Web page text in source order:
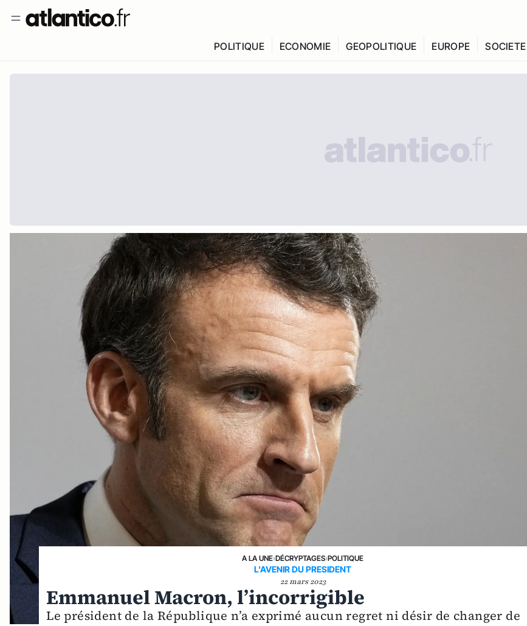
POLITIQUE ECONOMIE GEOPOLITIQUE EUROPE SOCIETE
A LA UNE›DÉCRYPTAGES›POLITIQUE
L'AVENIR DU PRESIDENT
22 mars 2023
Emmanuel Macron, l’incorrigible
Le président de la République n’a exprimé aucun regret ni désir de changer de